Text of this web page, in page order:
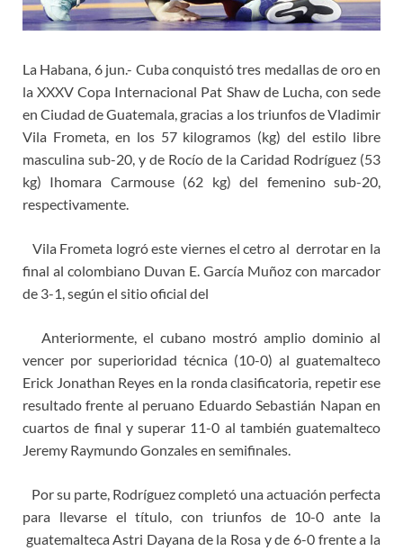
La Habana, 6 jun.- Cuba conquistó tres medallas de oro en
la XXXV Copa Internacional Pat Shaw de Lucha, con sede
en Ciudad de Guatemala, gracias a los triunfos de Vladimir
Vila Frometa, en los 57 kilogramos (kg) del estilo libre
masculina sub-20, y de Rocío de la Caridad Rodríguez (53
kg) Ihomara Carmouse (62 kg) del femenino sub-20,
respectivamente.
Vila Frometa logró este viernes el cetro al derrotar en la
final al colombiano Duvan E. García Muñoz con marcador
de 3-1, según el sitio oficial del
Anteriormente, el cubano mostró amplio dominio al
vencer por superioridad técnica (10-0) al guatemalteco
Erick Jonathan Reyes en la ronda clasificatoria, repetir ese
resultado frente al peruano Eduardo Sebastián Napan en
cuartos de final y superar 11-0 al también guatemalteco
Jeremy Raymundo Gonzales en semifinales.
Por su parte, Rodríguez completó una actuación perfecta
para llevarse el título, con triunfos de 10-0 ante la
guatemalteca Astri Dayana de la Rosa y de 6-0 frente a la